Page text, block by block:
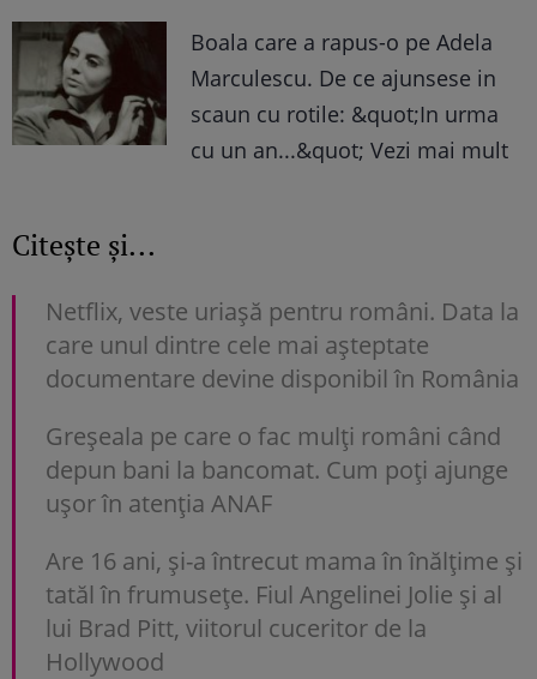
Boala care a rapus-o pe Adela
Marculescu. De ce ajunsese in
scaun cu rotile: &quot;In urma
cu un an...&quot; Vezi mai mult
Citește și...
Netflix, veste uriașă pentru români. Data la
care unul dintre cele mai așteptate
documentare devine disponibil în România
Greșeala pe care o fac mulți români când
depun bani la bancomat. Cum poți ajunge
uşor în atenția ANAF
Are 16 ani, și-a întrecut mama în înălțime și
tatăl în frumusețe. Fiul Angelinei Jolie și al
lui Brad Pitt, viitorul cuceritor de la
Hollywood